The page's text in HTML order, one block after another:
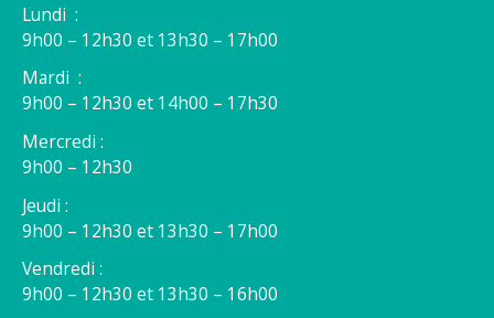
Lundi :
9h00 – 12h30 et 13h30 – 17h00
Mardi :
9h00 – 12h30 et 14h00 – 17h30
Mercredi :
9h00 – 12h30
Jeudi :
9h00 – 12h30 et 13h30 – 17h00
Vendredi :
9h00 – 12h30 et 13h30 – 16h00